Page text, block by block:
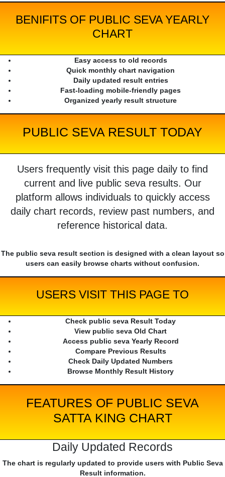
BENIFITS OF PUBLIC SEVA YEARLY
CHART
Easy access to old records
Quick monthly chart navigation
Daily updated result entries
Fast-loading mobile-friendly pages
Organized yearly result structure
PUBLIC SEVA RESULT TODAY
Users frequently visit this page daily to find
current and live public seva results. Our
platform allows individuals to quickly access
daily chart records, review past numbers, and
reference historical data.
The public seva result section is designed with a clean layout so
users can easily browse charts without confusion.
USERS VISIT THIS PAGE TO
Check public seva Result Today
View public seva Old Chart
Access public seva Yearly Record
Compare Previous Results
Check Daily Updated Numbers
Browse Monthly Result History
FEATURES OF PUBLIC SEVA
SATTA KING CHART
Daily Updated Records
The chart is regularly updated to provide users with Public Seva
Result information.